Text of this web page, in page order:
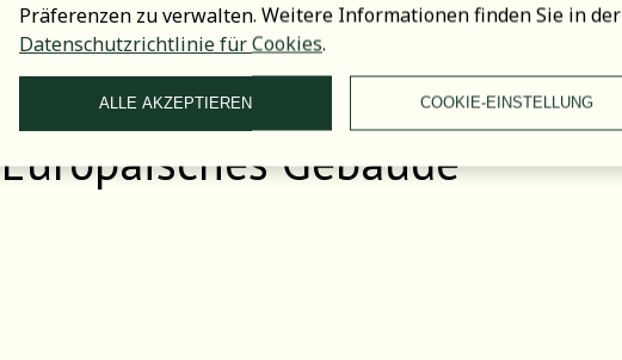
Präferenzen zu verwalten. Weitere Informationen finden Sie in der
Datenschutzrichtlinie für Cookies.
ALLE AKZEPTIEREN COOKIE-EINSTELLUNG
Europäisches Gebäude